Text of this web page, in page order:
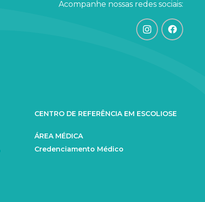
Acompanhe nossas redes sociais:
CENTRO DE REFERÊNCIA EM ESCOLIOSE
ÁREA MÉDICA
Credenciamento Médico